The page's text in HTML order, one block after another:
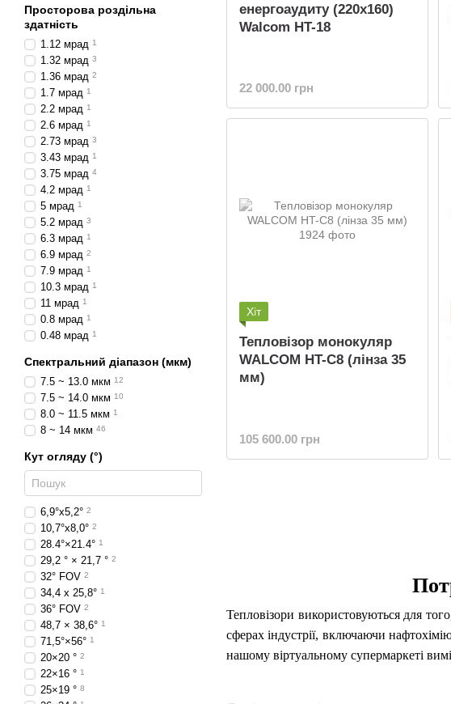
Тепловізори використовуються для
сферах індустрії, включаючи
нашому віртуальному супермаркеті
енергоаудиту (220x160)
Walcom HT-18
22 000.00 грн
Хіт
Тепловізор монокуляр
WALCOM HT-C8 (лінза 35
мм)
105 600.00 грн
Просторова роздільна
здатність
1.12 мрад 1
1.32 мрад 3
1.36 мрад 2
1.7 мрад 1
2.2 мрад 1
2.6 мрад 1
2.73 мрад 3
3.43 мрад 1
3.75 мрад 4
4.2 мрад 1
5 мрад 1
5.2 мрад 3
6.3 мрад 1
6.9 мрад 2
7.9 мрад 1
10.3 мрад 1
11 мрад 1
0.8 мрад 1
0.48 мрад 1
Спектральний діапазон (мкм)
7.5 ~ 13.0 мкм 12
7.5 ~ 14.0 мкм 10
8.0 ~ 11.5 мкм 1
8 ~ 14 мкм 46
Кут огляду (°)
6,9°х5,2° 2
10,7°х8,0° 2
28.4°×21.4° 1
29,2 ° × 21,7 ° 2
32° FOV 2
34,4 х 25,8° 1
36° FOV 2
48,7 × 38,6° 1
71,5°×56° 1
20×20 ° 2
22×16 ° 1
25×19 ° 8